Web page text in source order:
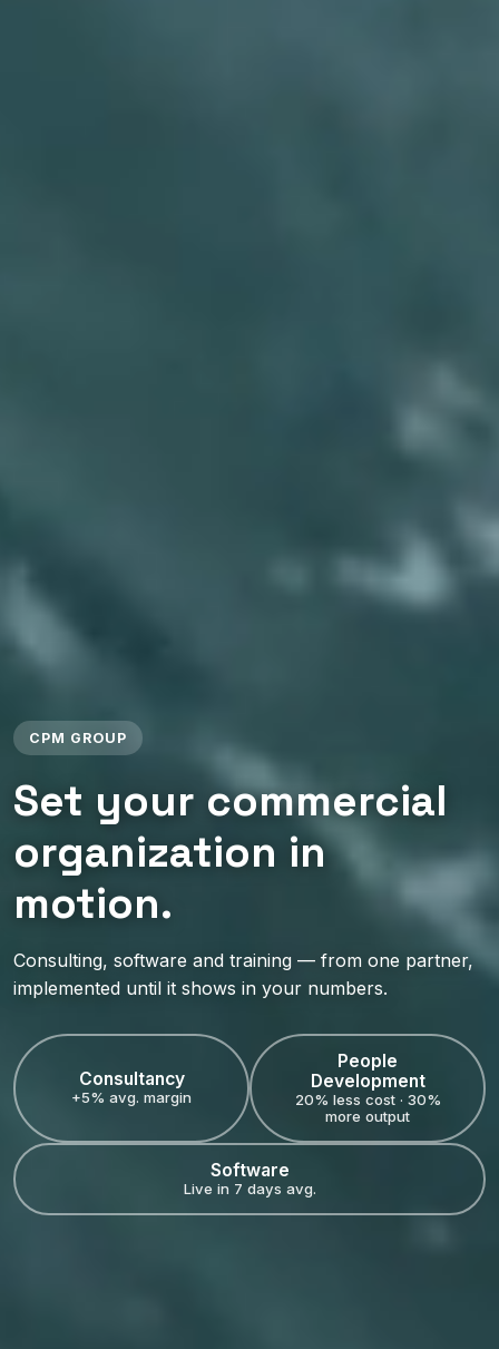
CPM GROUP
Set your commercial
organization in
motion.
Consulting, software and training — from one partner,
implemented until it shows in your numbers.
Consultancy
+5% avg. margin
People
Development
20% less cost · 30%
more output
Software
Live in 7 days avg.